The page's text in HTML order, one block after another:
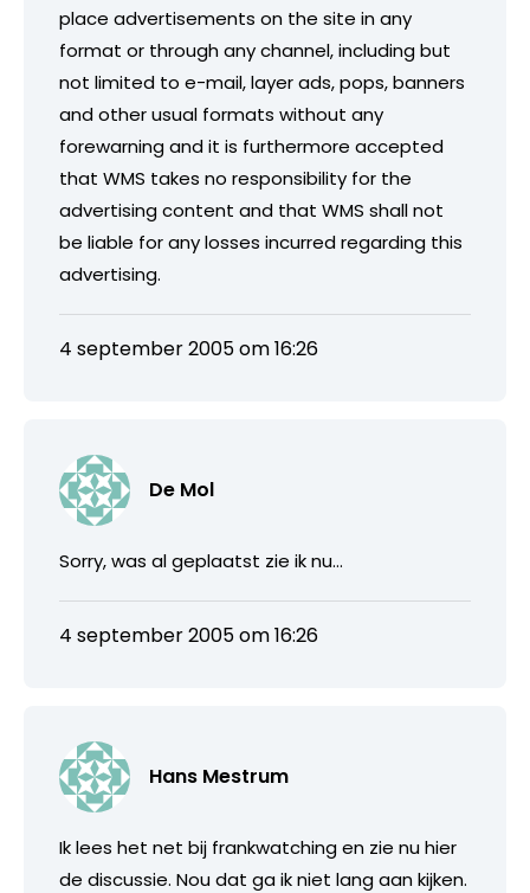
place advertisements on the site in any
format or through any channel, including but
not limited to e-mail, layer ads, pops, banners
and other usual formats without any
forewarning and it is furthermore accepted
that WMS takes no responsibility for the
advertising content and that WMS shall not
be liable for any losses incurred regarding this
advertising.
4 september 2005 om 16:26
De Mol
Sorry, was al geplaatst zie ik nu…
4 september 2005 om 16:26
Hans Mestrum
Ik lees het net bij frankwatching en zie nu hier
de discussie. Nou dat ga ik niet lang aan kijken.